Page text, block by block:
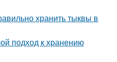
хранить тыквы в
подход к хранению